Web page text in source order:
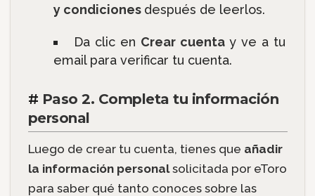
y condiciones después de leerlos.
Da clic en Crear cuentay ve a tu
email para verificar tu cuenta.
# Paso 2. Completa tu información
personal
Luego de crear tu cuenta, tienes que añadir
la información personalsolicitada por eToro
para saber qué tanto conoces sobre las